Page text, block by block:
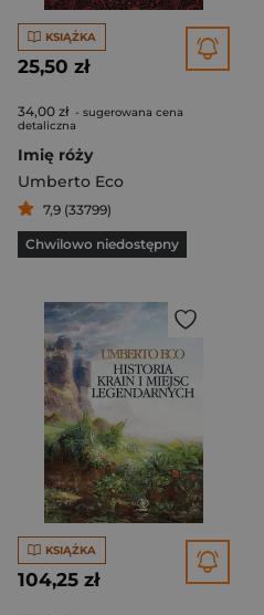
KSIĄŻKA
25,50 zł
34,00 zł - sugerowana cena
detaliczna
Imię róży
Umberto Eco
7,9 (33799)
Chwilowo niedostępny
KSIĄŻKA
104,25 zł